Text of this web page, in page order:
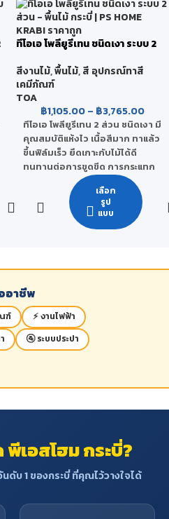
ทีโอเอ โพลียูรีเทน ชนิดเงา ระบบ 2
สีงานไม้,พื้นไม้,สี อุปกรณ์ทาสี
เคมีภัณฑ์
TOA
฿1,105.00– ฿3,765.00
ทีโอเอ โพลียูรีเทน 2 ส่วน ชนิดเงา มี
คุณสมบัติแห้งไว เนื้อสีมาก ทาแล้ว
ขึ้นฟิล์มเร็ว ยึดเกาะกับไม้ได้ดี
ทนทานต่อการขูดขีด การกระแทก
การขัดถู และสารเคมีได้ดี ให้ฟิล์มสีที่
มีความเงาสูง และ ป้องกันน้ำซึมได้
ดีเยี่ยม
เลือก
รูป
แบบ
อาชีพ
ฑ์
⚡ งานไฟฟ้า
🚰 ระบบประปา
เอสโฮม กระบี่?
ดับ 1 ของกระบี่ ที่คุณไว้วางใจได้